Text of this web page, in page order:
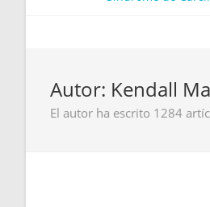
Autor: Kendall
El autor ha escrito 1284